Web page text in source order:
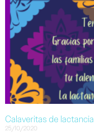
Calaveritas de lactancia
25/10/2020